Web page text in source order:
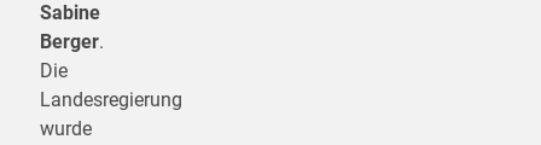
Sabine
Berger.
Die
Landesregierung
wurde